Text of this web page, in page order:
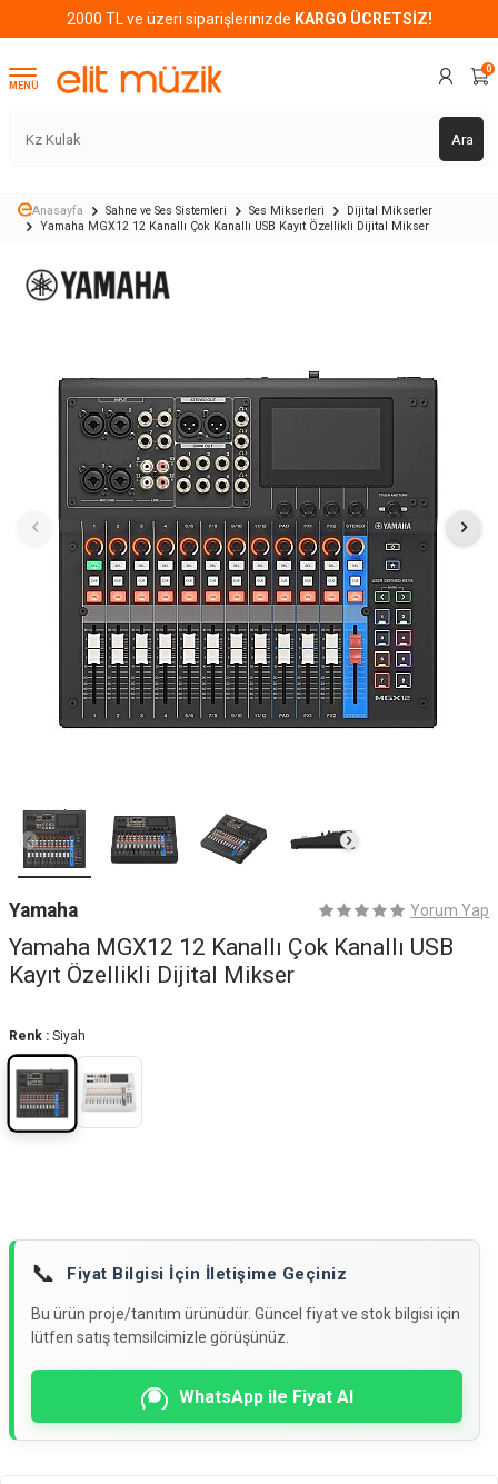
2000 TL ve üzeri siparişlerinizde KARGO ÜCRETSİZ!
MENÜ
Ara
0
Anasayfa Sahne ve Ses Sistemleri Ses Mikserleri
Dijital Mikserler
Yamaha MGX12 12 Kanallı Çok Kanallı USB Kayıt Özellikli Dijital Mikser
Yamaha Yorum Yap
Yamaha MGX12 12 Kanallı Çok Kanallı USB
Kayıt Özellikli Dijital Mikser
Renk : Siyah
📞 Fiyat Bilgisi İçin İletişime Geçiniz
Bu ürün proje/tanıtım ürünüdür. Güncel fiyat ve stok bilgisi için
lütfen satış temsilcimizle görüşünüz.
WhatsApp ile Fiyat Al